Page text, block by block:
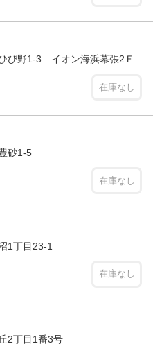
び野1-3 イオン海浜幕張2Ｆ
在庫なし
砂1-5
在庫なし
1丁目23-1
在庫なし
2丁目1番3号